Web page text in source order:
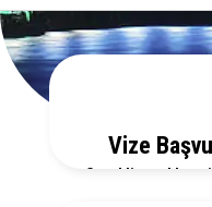
Vize
Gerekli evrakları